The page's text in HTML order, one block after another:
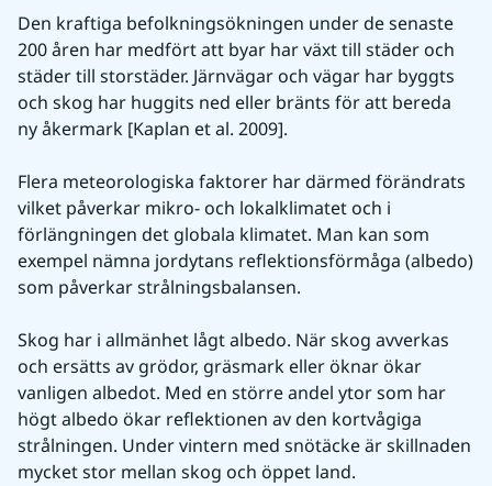
Den kraftiga befolkningsökningen under de senaste
200 åren har medfört att byar har växt till städer och
städer till storstäder. Järnvägar och vägar har byggts
och skog har huggits ned eller bränts för att bereda
ny åkermark [Kaplan et al. 2009].
Flera meteorologiska faktorer har därmed förändrats
vilket påverkar mikro- och lokalklimatet och i
förlängningen det globala klimatet. Man kan som
exempel nämna jordytans reflektionsförmåga (albedo)
som påverkar strålningsbalansen.
Skog har i allmänhet lågt albedo. När skog avverkas
och ersätts av grödor, gräsmark eller öknar ökar
vanligen albedot. Med en större andel ytor som har
högt albedo ökar reflektionen av den kortvågiga
strålningen. Under vintern med snötäcke är skillnaden
mycket stor mellan skog och öppet land.